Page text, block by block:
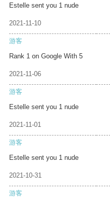
Estelle sent you 1 nude
2021-11-10
游客
Rank 1 on Google With 5
2021-11-06
游客
Estelle sent you 1 nude
2021-11-01
游客
Estelle sent you 1 nude
2021-10-31
游客